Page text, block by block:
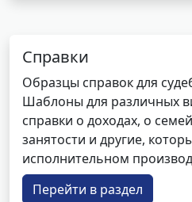
Справки
Образцы справок для
Шаблоны для различных
справки о доходах, о
занятости и другие,
исполнительном
Перейти в раздел